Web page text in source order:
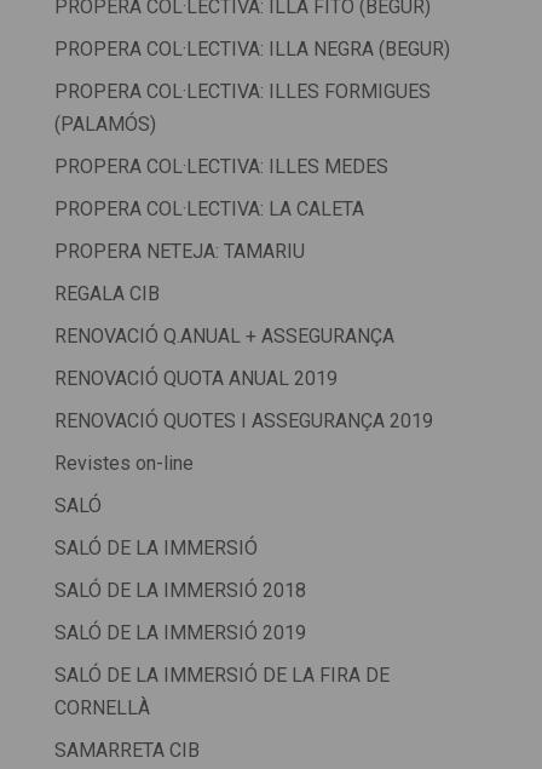
PROPERA COL·LECTIVA: ILLA FITÓ (BEGUR)
PROPERA COL·LECTIVA: ILLA NEGRA (BEGUR)
PROPERA COL·LECTIVA: ILLES FORMIGUES
(PALAMÓS)
PROPERA COL·LECTIVA: ILLES MEDES
PROPERA COL·LECTIVA: LA CALETA
PROPERA NETEJA: TAMARIU
REGALA CIB
RENOVACIÓ Q.ANUAL + ASSEGURANÇA
RENOVACIÓ QUOTA ANUAL 2019
RENOVACIÓ QUOTES I ASSEGURANÇA 2019
Revistes on-line
SALÓ
SALÓ DE LA IMMERSIÓ
SALÓ DE LA IMMERSIÓ 2018
SALÓ DE LA IMMERSIÓ 2019
SALÓ DE LA IMMERSIÓ DE LA FIRA DE
CORNELLÀ
SAMARRETA CIB